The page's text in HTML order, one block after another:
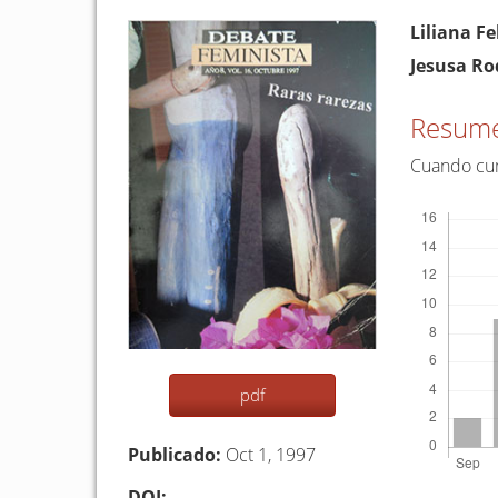
Barra
lateral
del
artículo
pdf
Publicado: Oct 1, 1997
artículo
Liliana
Jesusa
Cuando